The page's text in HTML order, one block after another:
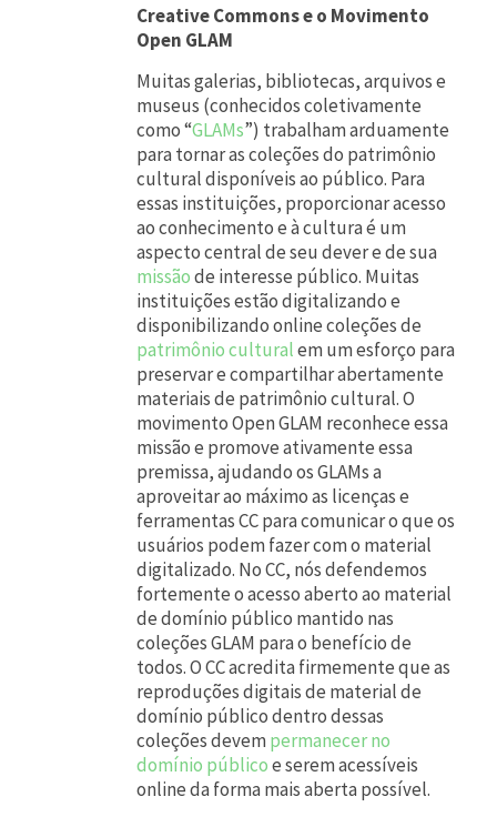
Creative Commons e o Movimento
Open GLAM
Muitas galerias, bibliotecas, arquivos e
museus (conhecidos coletivamente
como “GLAMs”) trabalham arduamente
para tornar as coleções do patrimônio
cultural disponíveis ao público. Para
essas instituições, proporcionar acesso
ao conhecimento e à cultura é um
aspecto central de seu dever e de sua
missãode interesse público. Muitas
instituições estão digitalizando e
disponibilizando online coleções de
patrimônio culturalem um esforço para
preservar e compartilhar abertamente
materiais de patrimônio cultural. O
movimento Open GLAM reconhece essa
missão e promove ativamente essa
premissa, ajudando os GLAMs a
aproveitar ao máximo as licenças e
ferramentas CC para comunicar o que os
usuários podem fazer com o material
digitalizado. No CC, nós defendemos
fortemente o acesso aberto ao material
de domínio público mantido nas
coleções GLAM para o benefício de
todos. O CC acredita firmemente que as
reproduções digitais de material de
domínio público dentro dessas
coleções devem permanecer no
domínio públicoe serem acessíveis
online da forma mais aberta possível.